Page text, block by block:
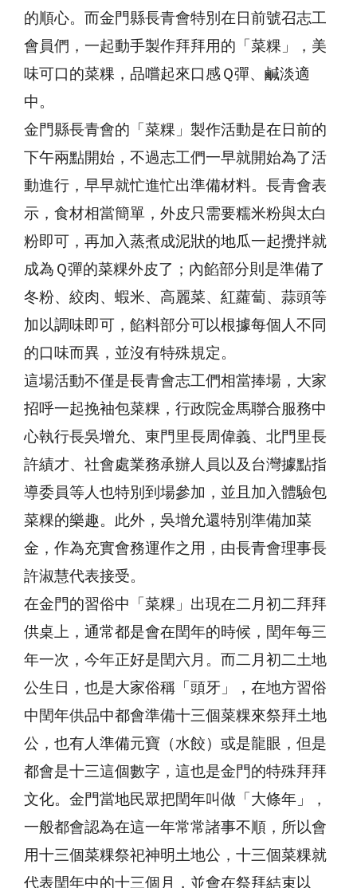
的順心。而金門縣長青會特別在日前號召志工
會員們，一起動手製作拜拜用的「菜粿」，美
味可口的菜粿，品嚐起來口感Ｑ彈、鹹淡適
中。
金門縣長青會的「菜粿」製作活動是在日前的
下午兩點開始，不過志工們一早就開始為了活
動進行，早早就忙進忙出準備材料。長青會表
示，食材相當簡單，外皮只需要糯米粉與太白
粉即可，再加入蒸煮成泥狀的地瓜一起攪拌就
成為Ｑ彈的菜粿外皮了；內餡部分則是準備了
冬粉、絞肉、蝦米、高麗菜、紅蘿蔔、蒜頭等
加以調味即可，餡料部分可以根據每個人不同
的口味而異，並沒有特殊規定。
這場活動不僅是長青會志工們相當捧場，大家
招呼一起挽袖包菜粿，行政院金馬聯合服務中
心執行長吳增允、東門里長周偉義、北門里長
許績才、社會處業務承辦人員以及台灣據點指
導委員等人也特別到場參加，並且加入體驗包
菜粿的樂趣。此外，吳增允還特別準備加菜
金，作為充實會務運作之用，由長青會理事長
許淑慧代表接受。
在金門的習俗中「菜粿」出現在二月初二拜拜
供桌上，通常都是會在閏年的時候，閏年每三
年一次，今年正好是閏六月。而二月初二土地
公生日，也是大家俗稱「頭牙」，在地方習俗
中閏年供品中都會準備十三個菜粿來祭拜土地
公，也有人準備元寶（水餃）或是龍眼，但是
都會是十三這個數字，這也是金門的特殊拜拜
文化。金門當地民眾把閏年叫做「大條年」，
一般都會認為在這一年常常諸事不順，所以會
用十三個菜粿祭祀神明土地公，十三個菜粿就
代表閏年中的十三個月，並會在祭拜結束以